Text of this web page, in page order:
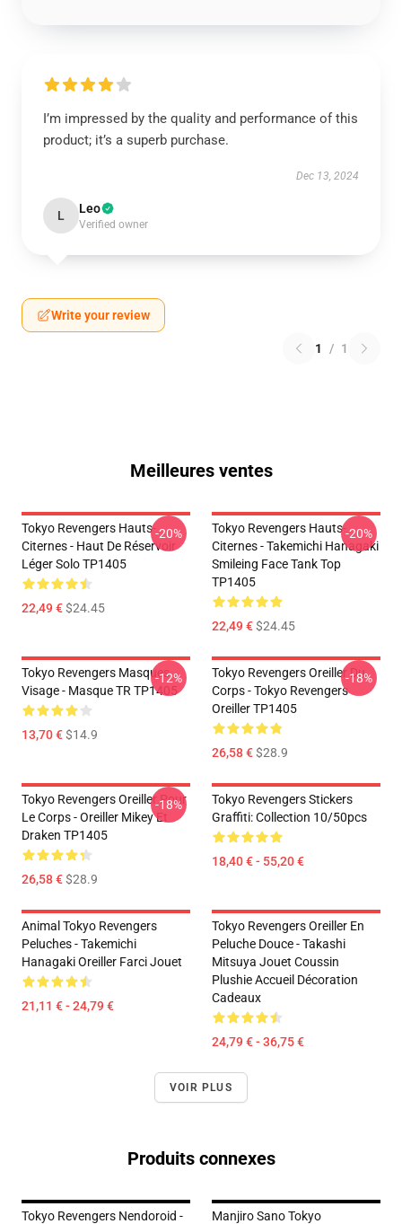
I’m impressed by the quality and performance of this
product; it’s a superb purchase.
Dec 13, 2024
L Leo
Verified owner
Write your review
1 / 1
Meilleures ventes
Tokyo Revengers Hauts-
Citernes - Haut De Réservoir
Léger Solo TP1405
22,49 €$24.45
-20%
Tokyo Revengers Hauts-
Citernes - Takemichi Hanagaki
Smileing Face Tank Top
TP1405
22,49 €$24.45
-20%
Tokyo Revengers Masques
Visage - Masque TR TP1405
13,70 €$14.9
-12%
Tokyo Revengers Oreiller Du
Corps - Tokyo Revengers
Oreiller TP1405
26,58 €$28.9
-18%
Tokyo Revengers Oreiller Pour
Le Corps - Oreiller Mikey Et
Draken TP1405
26,58 €$28.9
-18%
Tokyo Revengers Stickers
Graffiti: Collection 10/50pcs
18,40 € - 55,20 €
Animal Tokyo Revengers
Peluches - Takemichi
Hanagaki Oreiller Farci Jouet
21,11 € - 24,79 €
Tokyo Revengers Oreiller En
Peluche Douce - Takashi
Mitsuya Jouet Coussin
Plushie Accueil Décoration
Cadeaux
24,79 € - 36,75 €
VOIR PLUS
Produits connexes
Tokyo Revengers Nendoroid -
Manjiro Sano Tokyo